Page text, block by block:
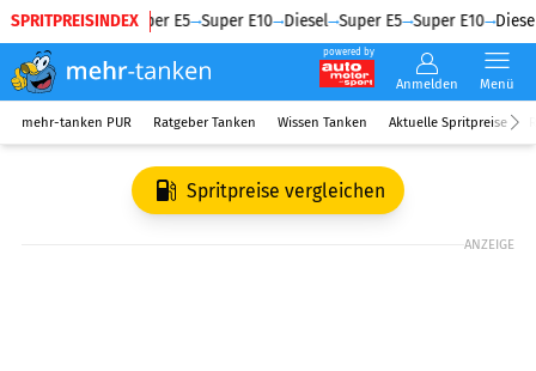
SPRITPREISINDEX
Diesel Super E5 Super E10 Diesel Super E5 Super E10 Diesel
powered by
Anmelden Menü
mehr-tanken PUR Ratgeber Tanken Wissen Tanken Aktuelle Spritpreise
Spritpreise vergleichen
ANZEIGE